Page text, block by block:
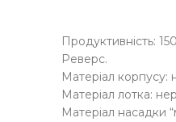
Продуктивність:
Реверс.
Матеріал корпусу:
Матеріал лотка:
Матеріал насадки